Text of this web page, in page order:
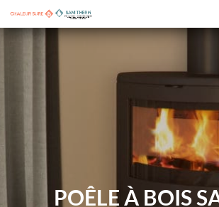
POÊLE À BOIS